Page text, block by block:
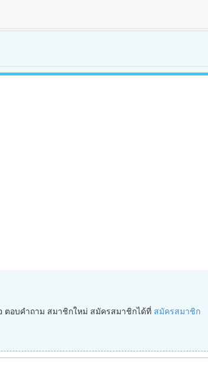
ตอบคำถาม สมาชิกใหม่ สมัครสมาชิกได้ที่ สมัครสมาชิก